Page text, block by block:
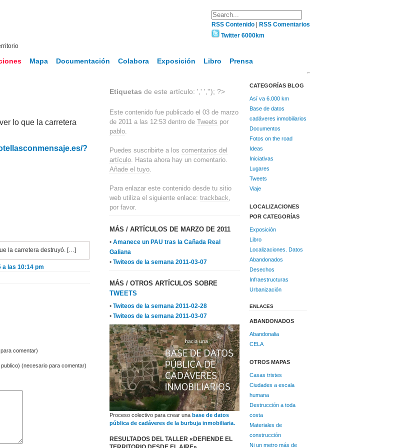
RSS Contenido
RSS Comentarios
Twitter 6000km
Mapa Documentación Colabora Exposición Libro Prensa
lo que la carretera
?
la carretera destruyó. […]
a las 10:14 pm
comentar)
(necesario para comentar)
Etiquetas de este artículo: ',' ',''); ?>
Este contenido fue publicado el 03 de marzo
de 2011 a las 12:53 dentro de Tweets por
pablo.
Puedes suscribirte a los comentarios del
artículo. Hasta ahora hay un comentario.
Añade el tuyo.
Para enlazar este contenido desde tu sitio
web utiliza el siguiente enlace: trackback,
por favor.
MÁS / ARTÍCULOS DE MARZO DE 2011
• Amanece un PAU tras la Cañada Real
Galiana
• Twiteos de la semana 2011-03-07
MÁS / OTROS ARTÍCULOS SOBRE
TWEETS
• Twiteos de la semana 2011-02-28
• Twiteos de la semana 2011-03-07
Proceso colectivo para crear una base de datos
pública de cadáveres de la burbuja inmobiliaria.
RESULTADOS DEL TALLER «DEFIENDE EL
CATEGORÍAS BLOG
Así va 6.000 km
Base de datos
cadáveres inmobiliarios
Documentos
Fotos on the road
Ideas
Iniciativas
Lugares
Tweets
Viaje
LOCALIZACIONES
POR CATEGORÍAS
Exposición
Libro
Localizaciones. Datos
Abandonados
Desechos
Infraestructuras
Urbanización
ENLACES
ABANDONADOS
Abandonalia
CELA
OTROS MAPAS
Casas tristes
Ciudades a escala
humana
Destrucción a toda
costa
Materiales de
construcción
Ni un metro más de